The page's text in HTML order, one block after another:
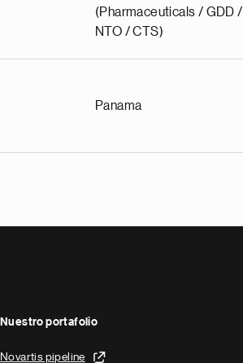
(Pharmaceuticals / GDD /
NTO / CTS)
Panama
Nuestro portafolio
Novartis pipeline